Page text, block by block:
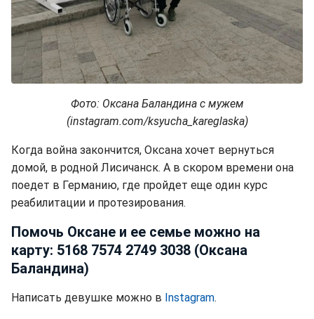
Фото: Оксана Баландина с мужем
(instagram.com/ksyucha_kareglaska)
Когда война закончится, Оксана хочет вернуться
домой, в родной Лисичанск. А в скором времени она
поедет в Германию, где пройдет еще один курс
реабилитации и протезирования.
Помочь Оксане и ее семье можно на
карту: 5168 7574 2749 3038 (Оксана
Баландина)
Написать девушке можно в Instagram.